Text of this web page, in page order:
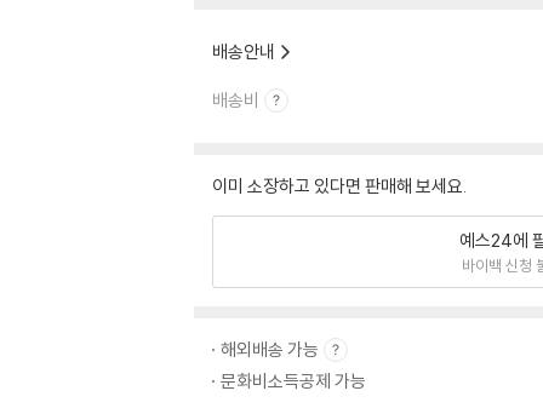
배송안내
배송비
이미 소장하고 있다면 판매해 보세요.
예스24에
바이백 신청
해외배송 가능
문화비소득공제 가능